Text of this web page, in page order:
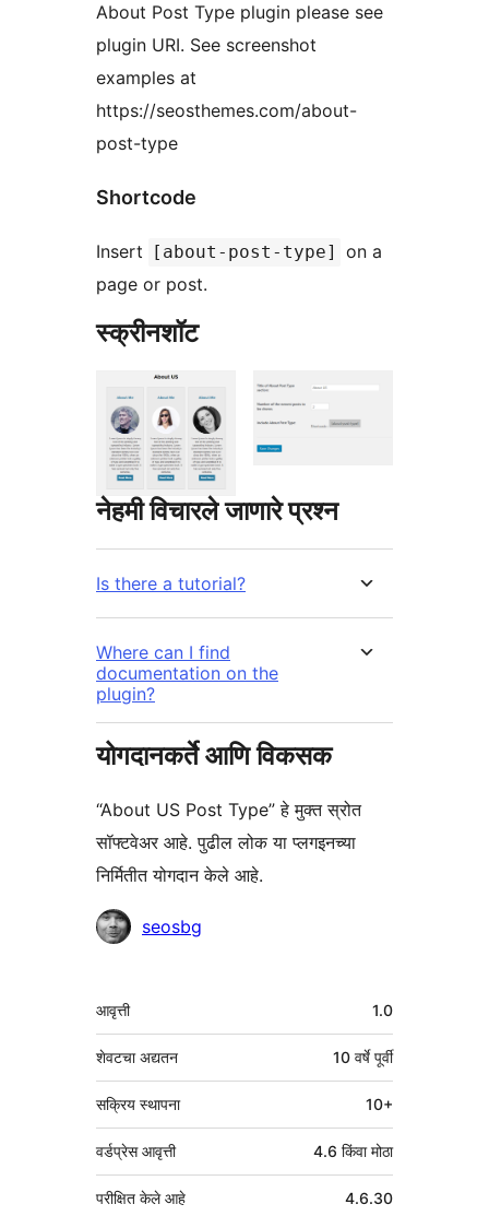
About Post Type plugin please see
plugin URI. See screenshot
examples at
https://seosthemes.com/about-
post-type
Shortcode
Insert [about-post-type]
on a
page or post.
स्क्रीनशॉट
नेहमी विचारले जाणारे प्रश्न
Is there a tutorial?
Where can I find
documentation on the
plugin?
योगदानकर्ते आणि विकसक
“About US Post Type” हे मुक्त स्रोत
सॉफ्टवेअर आहे. पुढील लोक या प्लगइनच्या
निर्मितीत योगदान केले आहे.
योगदानकर्तेseosbg
मेटा
आवृत्ती 1.0
शेवटचा अद्यतन 10 वर्षेपूर्वी
सक्रिय स्थापना 10+
वर्डप्रेस आवृत्ती 4.6 किंवा मोठा
परीक्षित केले आहे 4.6.30